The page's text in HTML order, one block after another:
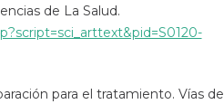
de La Salud.
para el tratamiento. Vías de